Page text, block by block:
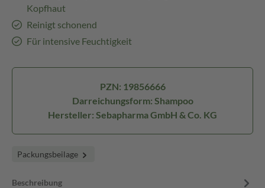
Kopfhaut
Reinigt schonend
Für intensive Feuchtigkeit
PZN: 19856666
Darreichungsform: Shampoo
Hersteller: Sebapharma GmbH & Co. KG
Packungsbeilage
Beschreibung